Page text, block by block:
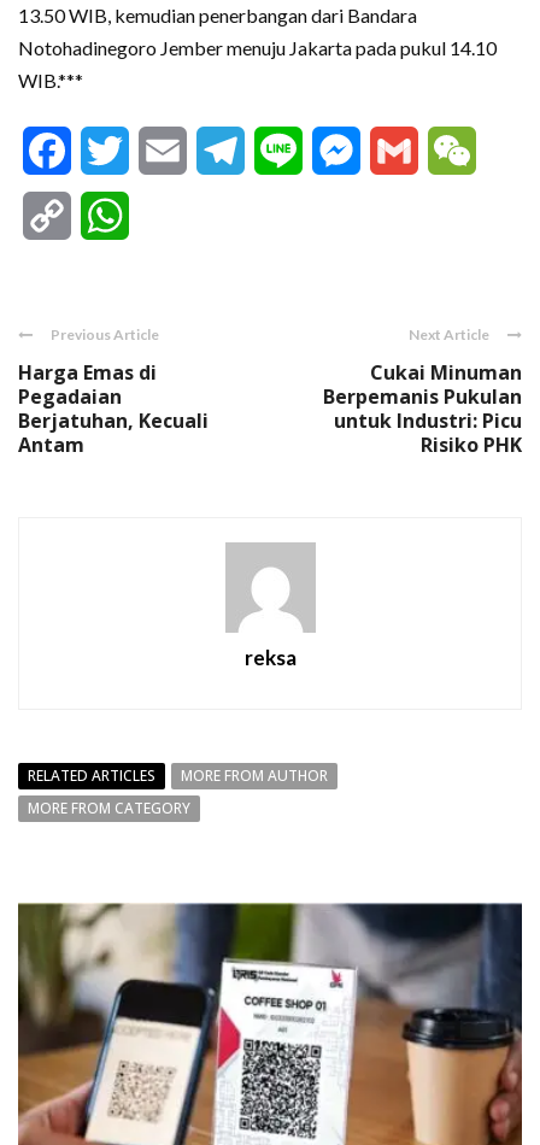
13.50 WIB, kemudian penerbangan dari Bandara
Notohadinegoro Jember menuju Jakarta pada pukul 14.10
WIB.***
FacebookTwitter Email Telegram
Line Messenger
Gmail
Copy
Previous Article
Harga Emas di
Pegadaian
Berjatuhan, Kecuali
Antam
Next Article
Cukai Minuman
Berpemanis Pukulan
untuk Industri: Picu
Risiko PHK
reksa
RELATED ARTICLES
MORE FROM AUTHOR
MORE FROM CATEGORY